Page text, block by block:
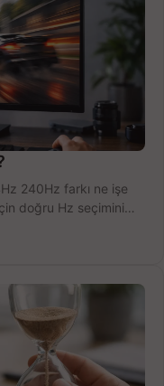
240Hz farkı ne işe
doğru Hz seçimini